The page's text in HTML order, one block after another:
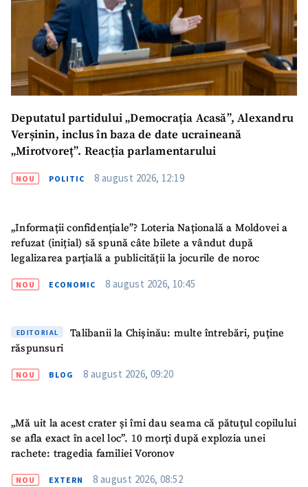
Deputatul partidului „Democrația Acasă”, Alexandru
Verșinin, inclus în baza de date ucraineană
„Mirotvoreț”. Reacția parlamentarului
NOU POLITIC 8 august 2026, 12:19
„Informații confidențiale”? Loteria Națională a Moldovei a
refuzat (inițial) să spună câte bilete a vândut după
legalizarea parțială a publicității la jocurile de noroc
NOU ECONOMIC 8 august 2026, 10:45
EDITORIAL
Talibanii la Chișinău: multe întrebări, puține
răspunsuri
NOU BLOG 8 august 2026, 09:20
„Mă uit la acest crater și îmi dau seama că pătuțul copilului
se afla exact în acel loc”. 10 morți după explozia unei
rachete: tragedia familiei Voronov
NOU EXTERN 8 august 2026, 08:52
ȘTIREA MEA
Fotografie
+ Încarcă imagine
Link media
+ Link media
Mesajul știrei
+ Mesajul știrei